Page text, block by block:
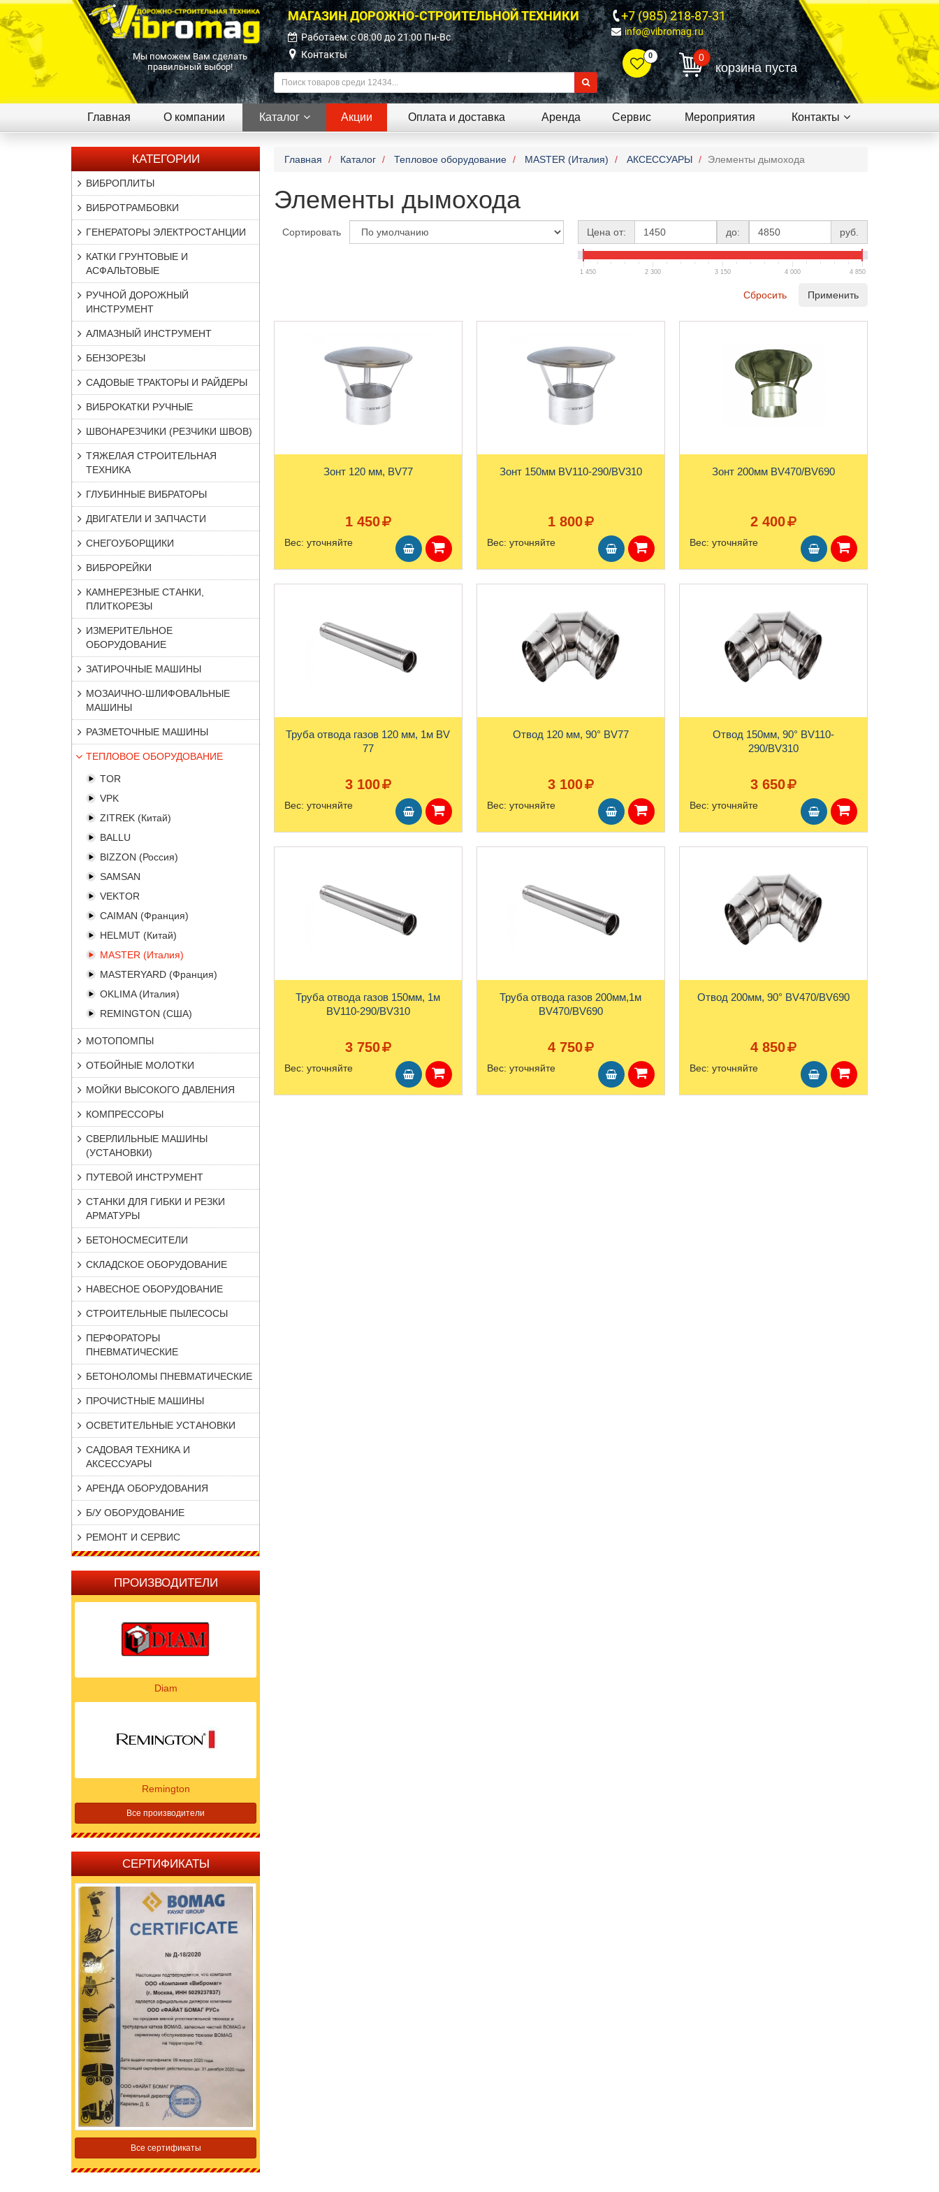
Мы поможем Вам сделать
правильный выбор!
МАГАЗИН ДОРОЖНО-СТРОИТЕЛЬНОЙ ТЕХНИКИ
Работаем: c 08:00 до 21:00 Пн-Вс
Контакты
+7 (985) 218-87-31
info@vibromag.ru
0 0
корзина пуста
Главная О компании Каталог Акции Оплата и доставка Аренда Сервис Мероприятия Контакты
КАТЕГОРИИ
ВИБРОПЛИТЫ
ВИБРОТРАМБОВКИ
ГЕНЕРАТОРЫ ЭЛЕКТРОСТАНЦИИ
КАТКИ ГРУНТОВЫЕ И
АСФАЛЬТОВЫЕ
РУЧНОЙ ДОРОЖНЫЙ
ИНСТРУМЕНТ
АЛМАЗНЫЙ ИНСТРУМЕНТ
БЕНЗОРЕЗЫ
САДОВЫЕ ТРАКТОРЫ И РАЙДЕРЫ
ВИБРОКАТКИ РУЧНЫЕ
ШВОНАРЕЗЧИКИ (РЕЗЧИКИ ШВОВ)
ТЯЖЕЛАЯ СТРОИТЕЛЬНАЯ
ТЕХНИКА
ГЛУБИННЫЕ ВИБРАТОРЫ
ДВИГАТЕЛИ И ЗАПЧАСТИ
СНЕГОУБОРЩИКИ
ВИБРОРЕЙКИ
КАМНЕРЕЗНЫЕ СТАНКИ,
ПЛИТКОРЕЗЫ
ИЗМЕРИТЕЛЬНОЕ
ОБОРУДОВАНИЕ
ЗАТИРОЧНЫЕ МАШИНЫ
МОЗАИЧНО-ШЛИФОВАЛЬНЫЕ
МАШИНЫ
РАЗМЕТОЧНЫЕ МАШИНЫ
ТЕПЛОВОЕ ОБОРУДОВАНИЕ
TOR
VPK
ZITREK (Китай)
BALLU
BIZZON (Россия)
SAMSAN
VEKTOR
CAIMAN (Франция)
HELMUT (Китай)
MASTER (Италия)
MASTERYARD (Франция)
OKLIMA (Италия)
REMINGTON (США)
МОТОПОМПЫ
ОТБОЙНЫЕ МОЛОТКИ
МОЙКИ ВЫСОКОГО ДАВЛЕНИЯ
КОМПРЕССОРЫ
СВЕРЛИЛЬНЫЕ МАШИНЫ
(УСТАНОВКИ)
ПУТЕВОЙ ИНСТРУМЕНТ
СТАНКИ ДЛЯ ГИБКИ И РЕЗКИ
АРМАТУРЫ
БЕТОНОСМЕСИТЕЛИ
СКЛАДСКОЕ ОБОРУДОВАНИЕ
НАВЕСНОЕ ОБОРУДОВАНИЕ
СТРОИТЕЛЬНЫЕ ПЫЛЕСОСЫ
ПЕРФОРАТОРЫ
ПНЕВМАТИЧЕСКИЕ
БЕТОНОЛОМЫ ПНЕВМАТИЧЕСКИЕ
ПРОЧИСТНЫЕ МАШИНЫ
ОСВЕТИТЕЛЬНЫЕ УСТАНОВКИ
САДОВАЯ ТЕХНИКА И
АКСЕССУАРЫ
АРЕНДА ОБОРУДОВАНИЯ
Б/У ОБОРУДОВАНИЕ
РЕМОНТ И СЕРВИС
ПРОИЗВОДИТЕЛИ
Diam
Remington
Все производители
СЕРТИФИКАТЫ
Все сертификаты
Главная Каталог Тепловое оборудование MASTER (Италия) АКСЕССУАРЫ Элементы дымохода
Элементы дымохода
Сортировать Цена от: до: руб.
1 450 2 300 3 150 4 000 4 850
Сбросить Применить
Зонт 120 мм, BV77
1 450
Вес: уточняйте
Зонт 150мм BV110-290/BV310
1 800
Вес: уточняйте
Зонт 200мм BV470/BV690
2 400
Вес: уточняйте
Труба отвода газов 120 мм, 1м BV
77
3 100
Вес: уточняйте
Отвод 120 мм, 90° BV77
3 100
Вес: уточняйте
Отвод 150мм, 90° BV110-
290/BV310
3 650
Вес: уточняйте
Труба отвода газов 150мм, 1м
BV110-290/BV310
3 750
Вес: уточняйте
Труба отвода газов 200мм,1м
BV470/BV690
4 750
Вес: уточняйте
Отвод 200мм, 90° BV470/BV690
4 850
Вес: уточняйте